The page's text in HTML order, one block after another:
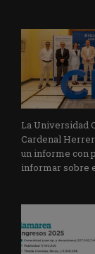
La Universidad
Cardenal
un informe con
informar sobre